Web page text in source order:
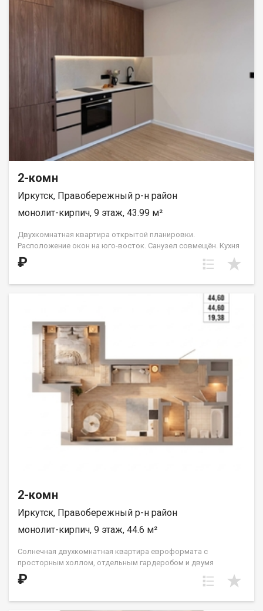
террасу с видом во двор и на улицу Советская. ООО СЗ «ДЕСС-
2-комн
Иркутск, Правобережный р-н район
монолит-кирпич, 9 этаж, 43.99 м²
Двухкомнатная квартира открытой планировки.
Расположение окон на юго-восток. Санузел совмещён. Кухня
выделена в нишу. На чётных этажах (с 4-го по 16-й) в
планировке есть небольшой французский балкон с видом во
семье или одному взрослому человеку. ООО СЗ «ДЕСС-
Инвест» (Группа строительных компаний «Восток Центр
Иркутск»)
₽
2-комн
Иркутск, Правобережный р-н район
монолит-кирпич, 9 этаж, 44.6 м²
Солнечная двухкомнатная квартира евроформата с
просторным холлом, отдельным гардеробом и двумя
санузлами. Кухня встроена нишей рядом с гостиной-
столовой. Спальня в форме правильного квадрата. Такой
₽